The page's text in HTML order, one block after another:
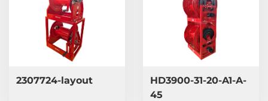
2307724-layout
HD3900-31-20-A1-A-
45